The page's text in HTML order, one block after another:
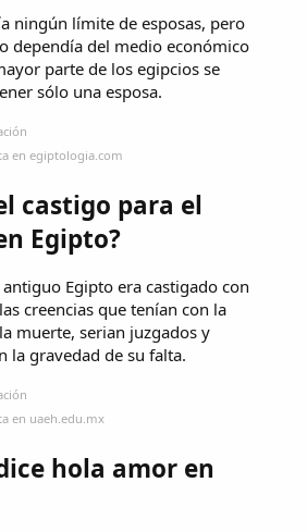
ningún límite de esposas, pero
dependía del medio económico
parte de los egipcios se
sólo una esposa.
en egiptologia.com
castigo para el
Egipto?
Egipto era castigado con
creencias que tenían con la
muerte, serian juzgados y
la gravedad de su falta.
en uaeh.edu.mx
hola amor en